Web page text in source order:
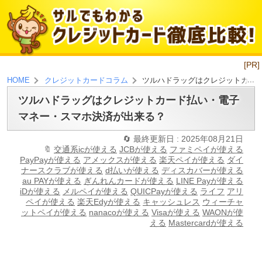
[PR]
HOME クレジットカードコラム ツルハドラッグはクレジットカー
ツルハドラッグはクレジットカード払い・電子
マネー・スマホ決済が出来る？
最終更新日 : 2025年08月21日
交通系icが使える JCBが使える ファミペイが使える
PayPayが使える アメックスが使える 楽天ペイが使える ダイ
ナースクラブが使える d払いが使える ディスカバーが使える
au PAYが使える ぎんれんカードが使える LINE Payが使える
iDが使える メルペイが使える QUICPayが使える ライフ アリ
ペイが使える 楽天Edyが使える キャッシュレス ウィーチャ
ットペイが使える nanacoが使える Visaが使える WAONが使
える Mastercardが使える